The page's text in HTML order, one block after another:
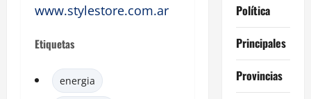
www.stylestore.com.ar
Etiquetas
energia
Política
Principales
Provincias